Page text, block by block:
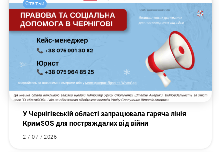
Статьи
У Чернігівській області запрацювала гаряча лінія
КримSOS для постраждалих від війни
2 / 07 / 2026